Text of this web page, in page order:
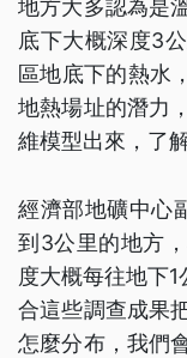
地方大多認為是
底下大概深度3
區地底下的熱水
地熱場址的潛力
維模型出來，了
經濟部地礦中心
到3公里的地方
度大概每往地下
合這些調查成果
怎麼分布，我們